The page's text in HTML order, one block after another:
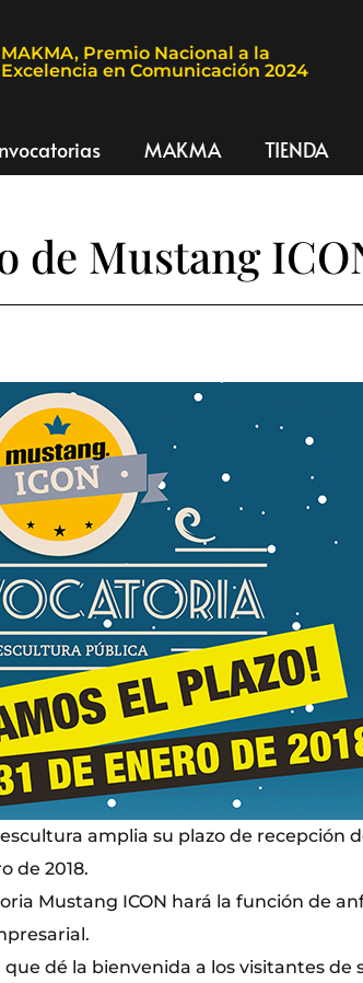
MAKMA, Premio Nacional a la
Excelencia en Comunicación 2024
MAKMA TIENDA
de Mustang
escultura amplia su plazo de recepción
de 2018.
Mustang ICON hará la función de
dé la bienvenida a los visitantes de